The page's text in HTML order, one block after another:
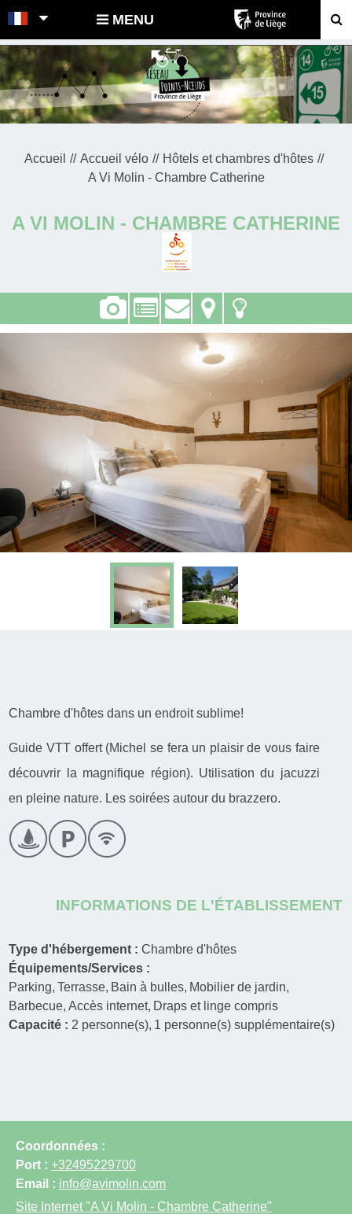
POINTS-NOEUDS MENU
Accueil Accueil vélo
Hôtels et chambres d'hôtes
A Vi Molin - Chambre Catherine
A VI MOLIN - CHAMBRE CATHERINE
Chambre d'hôtes dans un endroit sublime!
Guide VTT offert (Michel se fera un plaisir de vous faire
découvrir la magnifique région). Utilisation du jacuzzi
en pleine nature. Les soirées autour du brazzero.
INFORMATIONS DE L'ÉTABLISSEMENT
Type d'hébergement :Chambre d'hôtes
Équipements/Services :
Parking Terrasse Bain à bulles Mobilier de jardin
Barbecue Accès internet Draps et linge compris
Capacité : 2 personne(s) 1 personne(s) supplémentaire(s)
Coordonnées :
Port : +32495229700
Email : info@avimolin.com
Site Internet "A Vi Molin - Chambre Catherine"